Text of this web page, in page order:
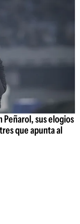
Peñarol, sus elogios
que apunta al